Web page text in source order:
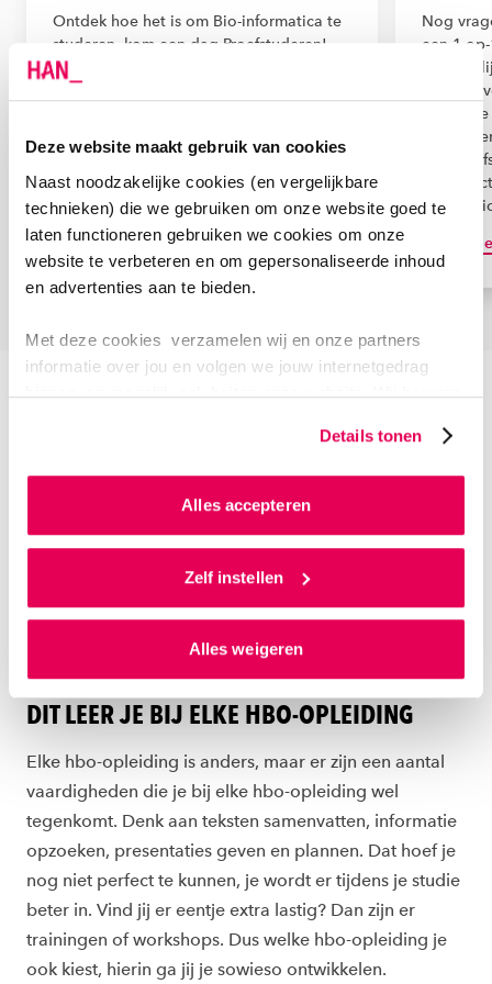
Deze website maakt gebruik van cookies
Naast noodzakelijke cookies (en vergelijkbare
technieken) die we gebruiken om onze website goed te
laten functioneren gebruiken we cookies om onze
website te verbeteren en om gepersonaliseerde inhoud
en advertenties aan te bieden.
Met deze cookies verzamelen wij en onze partners
informatie over jou en volgen we jouw internetgedrag
binnen, en mogelijk ook buiten onze website. Wij bouwen
website en communicatie aan op jouw voorkeuren. Ook
kunnen we zo gerichte advertenties laten zien op basis
van jouw internetgedrag.
Als je op ‘Alles accepteren’ klikt dan geef je ons
toestemming om cookies voor social media en
gepersonaliseerde advertenties te plaatsen. Lees
cookiestatement. Via ‘Zelf instellen’ kun je ook zelf
instellen welke cookies we plaatsen. Je kunt je
toestemming altijd wijzigen of intrekken via
Details tonen
Alles accepteren
Zelf instellen
Alles weigeren
Ontdek hoe het is om Bio-informatica te
studeren, kom een dag Proefstuderen!
Samen met andere studiekiezers volg je
aanmeldformulier zie je wanneer je kunt
Proefstuderen bij Bio-informatica en hoe
die dag eruitziet.
Aanmelden Proefstudeerdag
Nog
een 1-
stellen
de
fysieke
je
1-op-1
Scroll terugScroll
DIT LEER JE BIJ ELKE HBO-OPLEIDING
Elke hbo-opleiding is anders, maar er zijn een aantal
vaardigheden die je bij elke hbo-opleiding wel
tegenkomt. Denk aan teksten samenvatten, informatie
opzoeken, presentaties geven en plannen. Dat hoef je
nog niet perfect te kunnen, je wordt er tijdens je studie
beter in. Vind jij er eentje extra lastig? Dan zijn er
trainingen of workshops. Dus welke hbo-opleiding je
ook kiest, hierin ga jij je sowieso ontwikkelen.